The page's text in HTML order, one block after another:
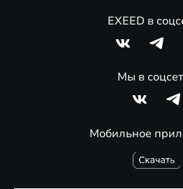
Мобильное
EXEED в
Мы в